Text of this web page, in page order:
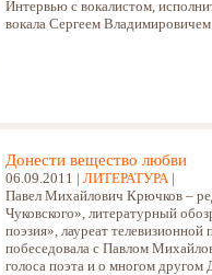
Интервью с вокалистом,
вокала Сергеем
Донести вещество любви
06.09.2011 | ЛИТЕРАТУРА|
Павел Михайлович Крючков –
Чуковского», литературный
поэзия», лауреат
побеседовала с Павлом
голоса поэта и о многом другом